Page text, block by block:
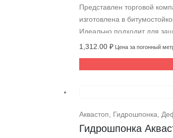
Представлен торговой
изготовлена в
Идеально подходит для
строительных проектах.
1,312.00 ₽ Цена за погонный
Аквастоп, Гидрошпонка,
Гидрошпонка